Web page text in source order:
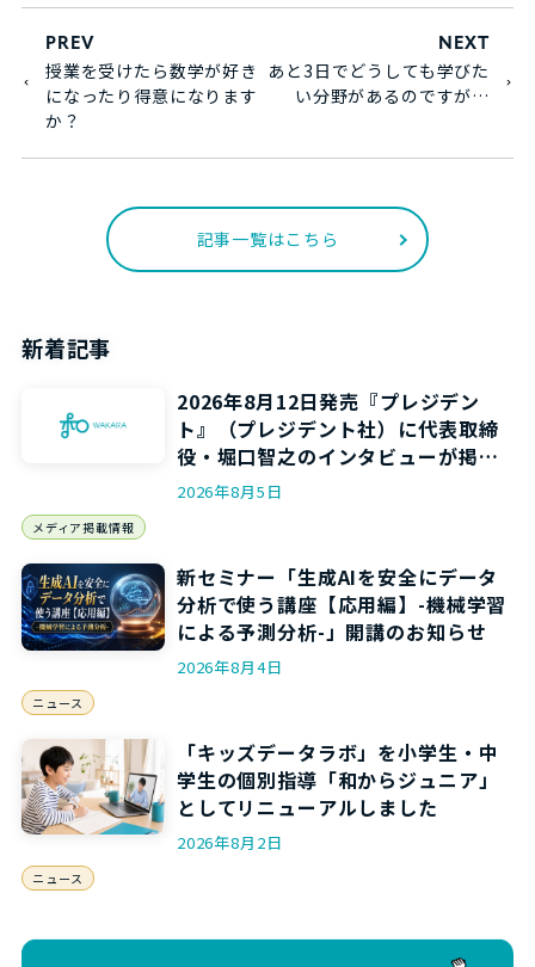
PREV
授業を受けたら数学が好き
になったり得意になります
か？
NEXT
あと3日でどうしても学びた
い分野があるのですが…
記事一覧はこちら
新着記事
2026年8月12日発売『プレジデン
ト』（プレジデント社）に代表取締
役・堀口智之のインタビューが掲載
されます
2026年8月5日
メディア掲載情報
新セミナー「生成AIを安全にデータ
分析で使う講座【応用編】-機械学習
による予測分析-」開講のお知らせ
2026年8月4日
ニュース
「キッズデータラボ」を小学生・中
学生の個別指導「和からジュニア」
としてリニューアルしました
2026年8月2日
ニュース